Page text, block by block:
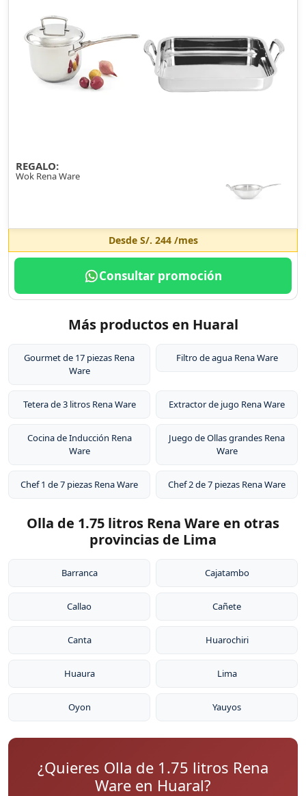
REGALO:
Wok Rena Ware
Desde S/. 244/mes
Consultar promoción
Más productos en Huaral
Gourmet de 17 piezas Rena
Ware
Filtro de agua Rena Ware
Tetera de 3 litros Rena Ware Extractor de jugo Rena Ware
Cocina de Inducción Rena
Ware
Juego de Ollas grandes Rena
Ware
Chef 1 de 7 piezas Rena Ware Chef 2 de 7 piezas Rena Ware
Olla de 1.75 litros Rena Ware en otras
provincias de Lima
Barranca Cajatambo
Callao Cañete
Canta Huarochiri
Huaura Lima
Oyon Yauyos
¿Quieres Olla de 1.75 litros Rena
Ware en Huaral?